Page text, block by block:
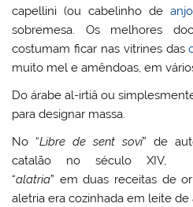
capellini (ou cabelinho de anjo
sobremesa. Os melhores
costumam ficar nas vitrines das
muito mel e amêndoas, em
Do árabe al-irtiâ ou
para designar massa.
No “Libre de sent soví” de
catalão no século XIV,
“alatria” em duas receitas de
aletria era cozinhada em leite